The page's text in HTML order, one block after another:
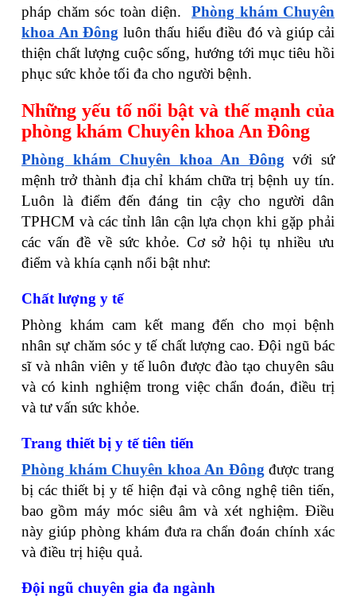
pháp chăm sóc toàn diện.
Phòng khám Chuyên
khoa An Đông luôn thấu hiểu điều đó và giúp cải
thiện chất lượng cuộc sống, hướng tới mục tiêu hồi
phục sức khỏe tối đa cho người bệnh.
Những yếu tố nổi bật và thế mạnh của
phòng khám Chuyên khoa An Đông
Phòng khám Chuyên khoa An Đông với sứ
mệnh trở thành địa chỉ khám chữa trị bệnh uy tín.
Luôn là điểm đến đáng tin cậy cho người dân
TPHCM và các tỉnh lân cận lựa chọn khi gặp phải
các vấn đề về sức khỏe. Cơ sở hội tụ nhiều ưu
điểm và khía cạnh nổi bật như:
Chất lượng y tế
Phòng khám cam kết mang đến cho mọi bệnh
nhân sự chăm sóc y tế chất lượng cao. Đội ngũ bác
sĩ và nhân viên y tế luôn được đào tạo chuyên sâu
và có kinh nghiệm trong việc chẩn đoán, điều trị
và tư vấn sức khỏe.
Trang thiết bị y tế tiên tiến
Phòng khám Chuyên khoa An Đông được trang
bị các thiết bị y tế hiện đại và công nghệ tiên tiến,
bao gồm máy móc siêu âm và xét nghiệm. Điều
này giúp phòng khám đưa ra chẩn đoán chính xác
và điều trị hiệu quả.
Đội ngũ chuyên gia đa ngành